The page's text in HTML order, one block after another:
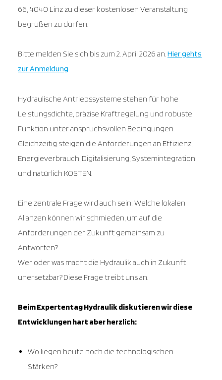
66, 4040 Linz zu dieser kostenlosen Veranstaltung
begrüßen zu dürfen.
Bitte melden Sie sich bis zum 2. April 2026 an.Hier gehts
zur Anmeldung
Hydraulische Antriebssysteme stehen für hohe
Leistungsdichte, präzise Kraftregelung und robuste
Funktion unter anspruchsvollen Bedingungen.
Gleichzeitig steigen die Anforderungen an Effizienz,
Energieverbrauch, Digitalisierung, Systemintegration
und natürlich KOSTEN.
Eine zentrale Frage wird auch sein: Welche lokalen
Alianzen können wir schmieden, um auf die
Anforderungen der Zukunft gemeinsam zu
Antworten?
Wer oder was macht die Hydraulik auch in Zukunft
unersetzbar?Diese Frage treibt uns an.
Beim Expertentag Hydraulik diskutieren wir diese
Entwicklungen hart aber herzlich:
Wo liegen heute noch die technologischen
Stärken?